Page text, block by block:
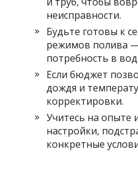
неисправности.
Будьте готовы к
режимов полива
потребность в
Если бюджет
дождя и
корректировки.
Учитесь на опыте
настройки,
конкретные